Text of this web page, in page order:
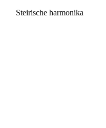
Steirische harmonika